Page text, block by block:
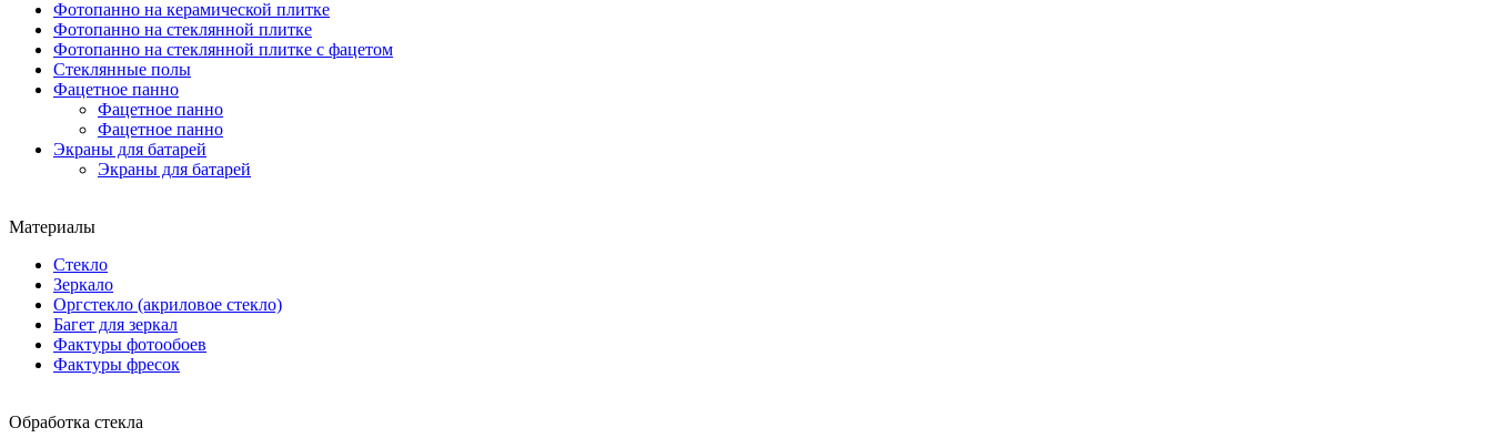
Фотопанно на керамической плитке
Фотопанно на стеклянной плитке
Фотопанно на стеклянной плитке с фацетом
Стеклянные полы
Фацетное панно
Фацетное панно
Фацетное панно
Экраны для батарей
Экраны для батарей
Материалы
Стекло
Зеркало
Оргстекло (акриловое стекло)
Багет для зеркал
Фактуры фотообоев
Фактуры фресок
Обработка стекла